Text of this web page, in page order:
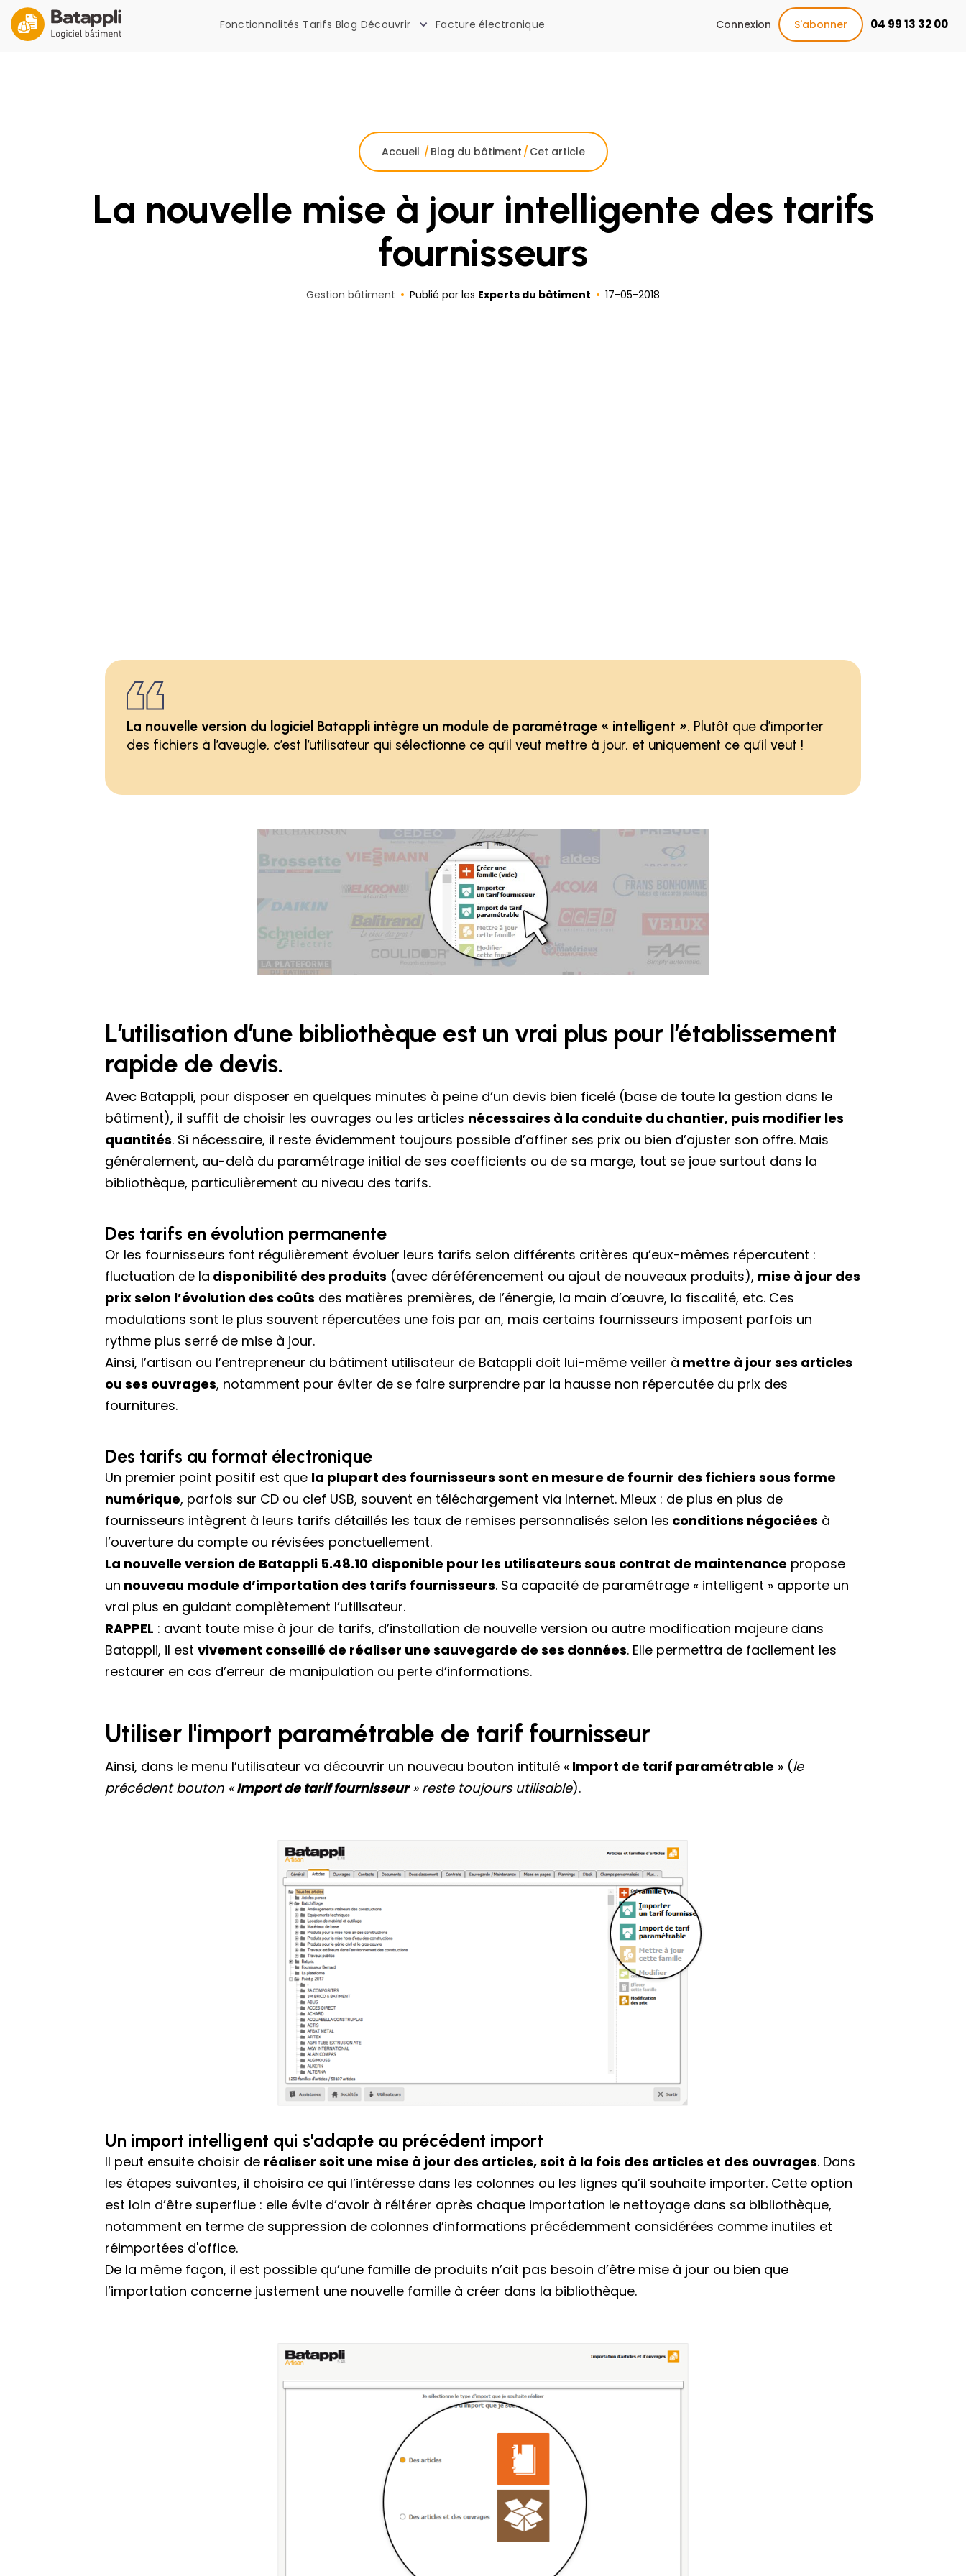
Fonctionnalités Tarifs Blog Découvrir Facture électronique Connexion S'abonner 04 99 13 32 00
Accueil / Blog du bâtiment / Cet article
La nouvelle mise à jour intelligente des tarifs
fournisseurs
Gestion bâtiment Publié par les Experts du bâtiment 17-05-2018
La nouvelle version du logiciel Batappli intègre un module de paramétrage « intelligent ». Plutôt que d’importer
des fichiers à l’aveugle, c’est l’utilisateur qui sélectionne ce qu’il veut mettre à jour, et uniquement ce qu’il veut !
L’utilisation d’une bibliothèque est un vrai plus pour l’établissement
rapide de devis.
Avec Batappli, pour disposer en quelques minutes à peine d’un devis bien ficelé (base de toute la gestion dans le
bâtiment), il suffit de choisir les ouvrages ou les articles nécessaires à la conduite du chantier, puis modifier les
quantités. Si nécessaire, il reste évidemment toujours possible d’affiner ses prix ou bien d’ajuster son offre. Mais
généralement, au-delà du paramétrage initial de ses coefficients ou de sa marge, tout se joue surtout dans la
bibliothèque, particulièrement au niveau des tarifs.
Des tarifs en évolution permanente
Or les fournisseurs font régulièrement évoluer leurs tarifs selon différents critères qu’eux-mêmes répercutent :
fluctuation de la disponibilité des produits (avec déréférencement ou ajout de nouveaux produits), mise à jour des
prix selon l’évolution des coûts des matières premières, de l’énergie, la main d’œuvre, la fiscalité, etc. Ces
modulations sont le plus souvent répercutées une fois par an, mais certains fournisseurs imposent parfois un
rythme plus serré de mise à jour.
Ainsi, l’artisan ou l’entrepreneur du bâtiment utilisateur de Batappli doit lui-même veiller à mettre à jour ses articles
ou ses ouvrages, notamment pour éviter de se faire surprendre par la hausse non répercutée du prix des
fournitures.
Des tarifs au format électronique
Un premier point positif est que la plupart des fournisseurs sont en mesure de fournir des fichiers sous forme
numérique, parfois sur CD ou clef USB, souvent en téléchargement via Internet. Mieux : de plus en plus de
fournisseurs intègrent à leurs tarifs détaillés les taux de remises personnalisés selon les conditions négociées à
l’ouverture du compte ou révisées ponctuellement.
La nouvelle version de Batappli 5.48.10 disponible pour les utilisateurs sous contrat de maintenance propose
un nouveau module d’importation des tarifs fournisseurs. Sa capacité de paramétrage « intelligent » apporte un
vrai plus en guidant complètement l’utilisateur.
RAPPEL : avant toute mise à jour de tarifs, d’installation de nouvelle version ou autre modification majeure dans
Batappli, il estvivement conseillé de réaliser une sauvegarde de ses données. Elle permettra de facilement les
restaurer en cas d’erreur de manipulation ou perte d’informations.
Utiliser l'import paramétrable de tarif fournisseur
Ainsi, dans le menu l’utilisateur va découvrir un nouveau bouton intitulé « Import de tarif paramétrable » (le
précédent bouton «Import de tarif fournisseur» reste toujours utilisable).
Un import intelligent qui s'adapte au précédent import
Il peut ensuite choisir de réaliser soit une mise à jour des articles, soit à la fois des articles et des ouvrages. Dans
les étapes suivantes, il choisira ce qui l’intéresse dans les colonnes ou les lignes qu’il souhaite importer. Cette option
est loin d’être superflue : elle évite d’avoir à réitérer après chaque importation le nettoyage dans sa bibliothèque,
notamment en terme de suppression de colonnes d’informations précédemment considérées comme inutiles et
réimportées d'office.
De la même façon, il est possible qu’une famille de produits n’ait pas besoin d’être mise à jour ou bien que
l’importation concerne justement une nouvelle famille à créer dans la bibliothèque.